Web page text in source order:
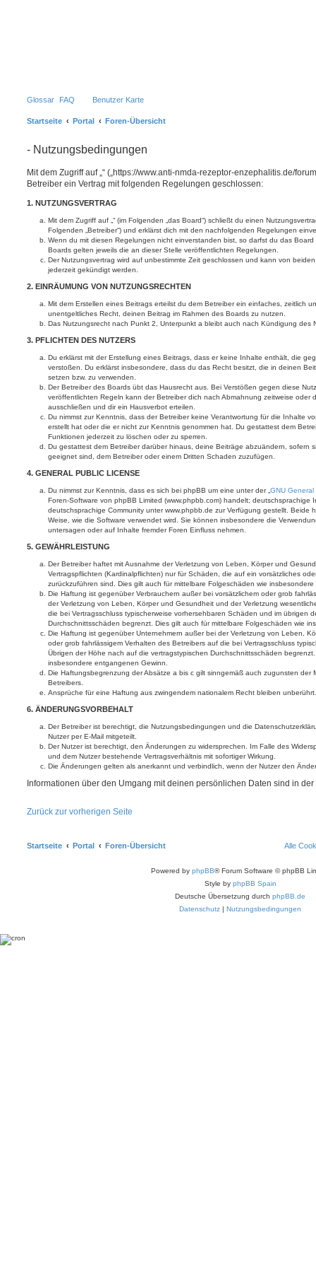
Glossar FAQ Benutzer Karte
Startseite Portal Foren-Übersicht
- Nutzungsbedingungen
Mit dem Zugriff auf „“ („https://www.anti-nmda-rezeptor-enzephalitis.de/
Betreiber ein Vertrag mit folgenden Regelungen geschlossen:
1. NUTZUNGSVERTRAG
Mit dem Zugriff auf „“ (im Folgenden „das Board“) schließt du einen
Folgenden „Betreiber“) und erklärst dich mit den nachfolgenden Regelungen
Wenn du mit diesen Regelungen nicht einverstanden bist, so darfst du das
Boards gelten jeweils die an dieser Stelle veröffentlichten Regelungen.
Der Nutzungsvertrag wird auf unbestimmte Zeit geschlossen und kann von
jederzeit gekündigt werden.
2. EINRÄUMUNG VON NUTZUNGSRECHTEN
Mit dem Erstellen eines Beitrags erteilst du dem Betreiber ein einfaches, zeitlich
unentgeltliches Recht, deinen Beitrag im Rahmen des Boards zu nutzen.
Das Nutzungsrecht nach Punkt 2, Unterpunkt a bleibt auch nach Kündigung des
3. PFLICHTEN DES NUTZERS
Du erklärst mit der Erstellung eines Beitrags, dass er keine Inhalte enthält, die
verstoßen. Du erklärst insbesondere, dass du das Recht besitzt, die in deinen
setzen bzw. zu verwenden.
Der Betreiber des Boards übt das Hausrecht aus. Bei Verstößen gegen diese
veröffentlichten Regeln kann der Betreiber dich nach Abmahnung zeitweise oder
ausschließen und dir ein Hausverbot erteilen.
Du nimmst zur Kenntnis, dass der Betreiber keine Verantwortung für die Inhalte
erstellt hat oder die er nicht zur Kenntnis genommen hat. Du gestattest dem
Funktionen jederzeit zu löschen oder zu sperren.
Du gestattest dem Betreiber darüber hinaus, deine Beiträge abzuändern, sofern
geeignet sind, dem Betreiber oder einem Dritten Schaden zuzufügen.
4. GENERAL PUBLIC LICENSE
Du nimmst zur Kenntnis, dass es sich bei phpBB um eine unter der „ GNU
Foren-Software von phpBB Limited (www.phpbb.com) handelt; deutschsprachige
deutschsprachige Community unter www.phpbb.de zur Verfügung gestellt. Beide
Weise, wie die Software verwendet wird. Sie können insbesondere die
untersagen oder auf Inhalte fremder Foren Einfluss nehmen.
5. GEWÄHRLEISTUNG
Der Betreiber haftet mit Ausnahme der Verletzung von Leben, Körper und
Vertragspflichten (Kardinalpflichten) nur für Schäden, die auf ein vorsätzliches
zurückzuführen sind. Dies gilt auch für mittelbare Folgeschäden wie
Die Haftung ist gegenüber Verbrauchern außer bei vorsätzlichem oder grob
der Verletzung von Leben, Körper und Gesundheit und der Verletzung
die bei Vertragsschluss typischerweise vorhersehbaren Schäden und im übrigen
Durchschnittsschäden begrenzt. Dies gilt auch für mittelbare Folgeschäden wie
Die Haftung ist gegenüber Unternehmern außer bei der Verletzung von Leben,
oder grob fahrlässigem Verhalten des Betreibers auf die bei Vertragsschluss
Übrigen der Höhe nach auf die vertragstypischen Durchschnittsschäden
insbesondere entgangenen Gewinn.
Die Haftungsbegrenzung der Absätze a bis c gilt sinngemäß auch zugunsten der
Betreibers.
Ansprüche für eine Haftung aus zwingendem nationalem Recht bleiben unberührt.
6. ÄNDERUNGSVORBEHALT
Der Betreiber ist berechtigt, die Nutzungsbedingungen und die
Nutzer per E-Mail mitgeteilt.
Der Nutzer ist berechtigt, den Änderungen zu widersprechen. Im Falle des
und dem Nutzer bestehende Vertragsverhältnis mit sofortiger Wirkung.
Die Änderungen gelten als anerkannt und verbindlich, wenn der Nutzer den
Informationen über den Umgang mit deinen persönlichen Daten sind in
Zurück zur vorherigen Seite
Startseite Portal Foren-Übersicht Alle
Powered by phpBB® Forum Software © phpBB
Style by phpBB Spain
Deutsche Übersetzung durch phpBB.de
Datenschutz | Nutzungsbedingungen